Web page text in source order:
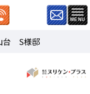
台 S様邸